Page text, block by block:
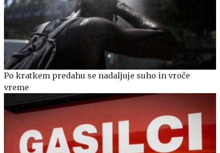
Po kratkem predahu se nadaljuje suho in vroče
vreme